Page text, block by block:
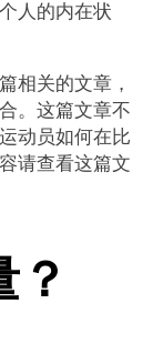
人的内在状
相关的文章，
。这篇文章不
动员如何在比
请查看这篇文